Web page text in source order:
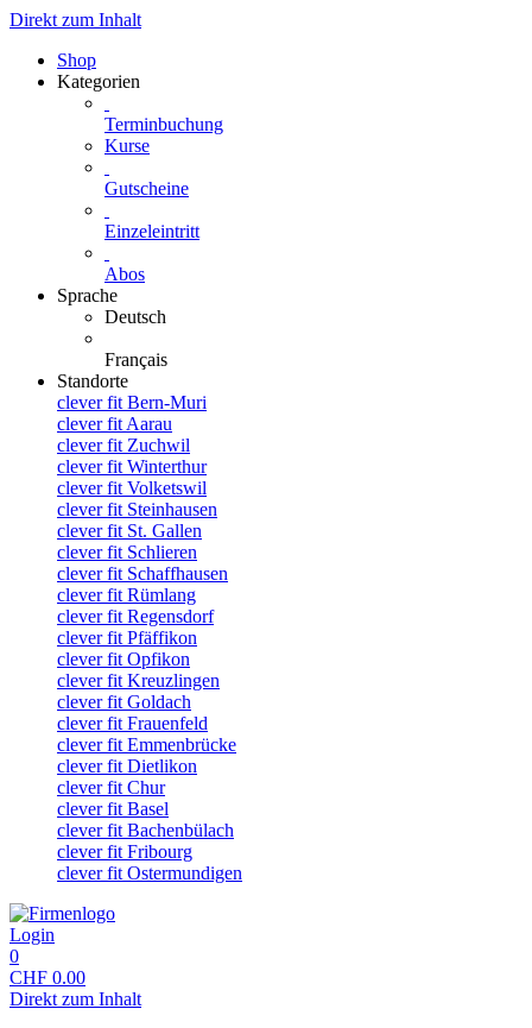
Direkt zum Inhalt
Shop
Kategorien
Terminbuchung
Kurse
Gutscheine
Einzeleintritt
Abos
Sprache
Deutsch
Français
Standorte
clever fit Bern-Muri
clever fit Aarau
clever fit Zuchwil
clever fit Winterthur
clever fit Volketswil
clever fit Steinhausen
clever fit St. Gallen
clever fit Schlieren
clever fit Schaffhausen
clever fit Rümlang
clever fit Regensdorf
clever fit Pfäffikon
clever fit Opfikon
clever fit Kreuzlingen
clever fit Goldach
clever fit Frauenfeld
clever fit Emmenbrücke
clever fit Dietlikon
clever fit Chur
clever fit Basel
clever fit Bachenbülach
clever fit Fribourg
clever fit Ostermundigen
Login
0
CHF 0.00
Direkt zum Inhalt